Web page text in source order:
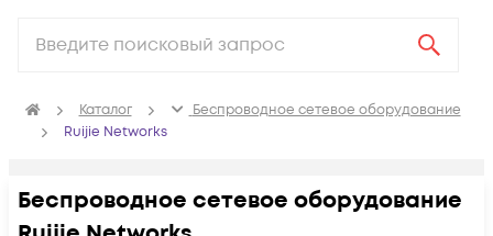
Каталог
Беспроводное сетевое оборудование
Ruijie Networks
Беспроводное сетевое оборудование